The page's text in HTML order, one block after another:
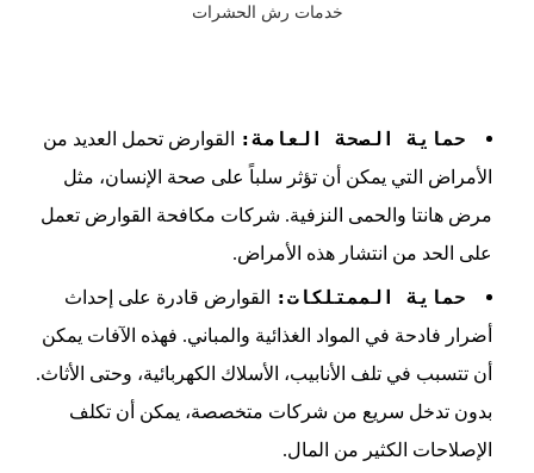
خدمات رش الحشرات
حماية الصحة العامة:
القوارض تحمل العديد من
الأمراض التي يمكن أن تؤثر سلباً على صحة الإنسان، مثل
مرض هانتا والحمى النزفية. شركات مكافحة القوارض تعمل
على الحد من انتشار هذه الأمراض.
حماية الممتلكات:
القوارض قادرة على إحداث
أضرار فادحة في المواد الغذائية والمباني. فهذه الآفات يمكن
أن تتسبب في تلف الأنابيب، الأسلاك الكهربائية، وحتى الأثاث.
بدون تدخل سريع من شركات متخصصة، يمكن أن تكلف
الإصلاحات الكثير من المال.